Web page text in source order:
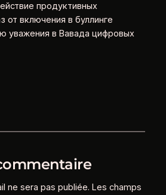
продуктивных
от включения в буллинге
уважения в Вавада цифровых
ne sera pas publiée. Les champs